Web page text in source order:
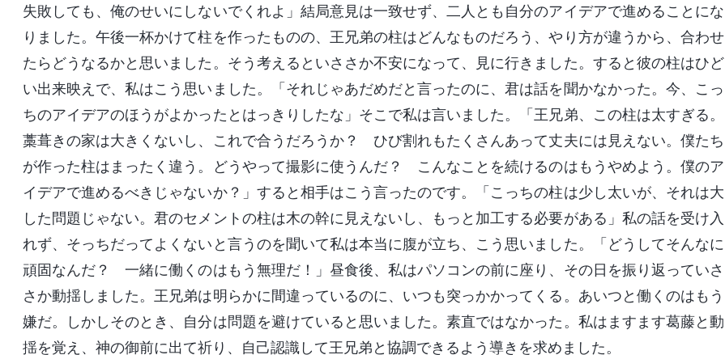
失敗しても、俺のせいにしないでくれよ」結局意見は一致せず、二人とも自分のアイデアで進めることにな
りました。午後一杯かけて柱を作ったものの、王兄弟の柱はどんなものだろう、やり方が違うから、合わせ
たらどうなるかと思いました。そう考えるといささか不安になって、見に行きました。すると彼の柱はひど
い出来映えで、私はこう思いました。「それじゃあだめだと言ったのに、君は話を聞かなかった。今、こっ
ちのアイデアのほうがよかったとはっきりしたな」そこで私は言いました。「王兄弟、この柱は太すぎる。
藁葺きの家は大きくないし、これで合うだろうか？ ひび割れもたくさんあって丈夫には見えない。僕たち
が作った柱はまったく違う。どうやって撮影に使うんだ？ こんなことを続けるのはもうやめよう。僕のア
イデアで進めるべきじゃないか？」すると相手はこう言ったのです。「こっちの柱は少し太いが、それは大
した問題じゃない。君のセメントの柱は木の幹に見えないし、もっと加工する必要がある」私の話を受け入
れず、そっちだってよくないと言うのを聞いて私は本当に腹が立ち、こう思いました。「どうしてそんなに
頑固なんだ？ 一緒に働くのはもう無理だ！」昼食後、私はパソコンの前に座り、その日を振り返っていさ
さか動揺しました。王兄弟は明らかに間違っているのに、いつも突っかかってくる。あいつと働くのはもう
嫌だ。しかしそのとき、自分は問題を避けていると思いました。素直ではなかった。私はますます葛藤と動
揺を覚え、神の御前に出て祈り、自己認識して王兄弟と協調できるよう導きを求めました。